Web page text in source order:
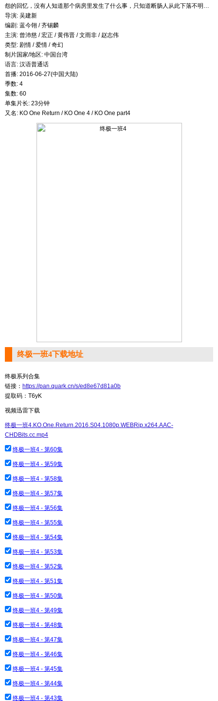
怨的回忆，没有人知道那个病房里发生了什么事，只知道断肠人从此下落不明…
导演: 吴建新
编剧: 蓝今翎 / 齐锡麟
主演: 曾沛慈 / 宏正 / 黄伟晋 / 文雨非 / 赵志伟
类型: 剧情 / 爱情 / 奇幻
制片国家/地区: 中国台湾
语言: 汉语普通话
首播: 2016-06-27(中国大陆)
季数: 4
集数: 60
单集片长: 23分钟
又名: KO One Return / KO One 4 / KO One part4
终极一班4下载地址
终极系列合集
链接： https://pan.quark.cn/s/ed8e67d81a0b
提取码：T6yK
视频迅雷下载
终极一班4.KO.One.Return.2016.S04.1080p.WEBRip.x264.AAC-
CHDBits.cc.mp4
终极一班4 - 第60集
终极一班4 - 第59集
终极一班4 - 第58集
终极一班4 - 第57集
终极一班4 - 第56集
终极一班4 - 第55集
终极一班4 - 第54集
终极一班4 - 第53集
终极一班4 - 第52集
终极一班4 - 第51集
终极一班4 - 第50集
终极一班4 - 第49集
终极一班4 - 第48集
终极一班4 - 第47集
终极一班4 - 第46集
终极一班4 - 第45集
终极一班4 - 第44集
终极一班4 - 第43集